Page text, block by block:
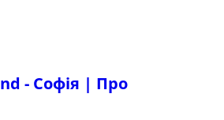
- Софія | Про